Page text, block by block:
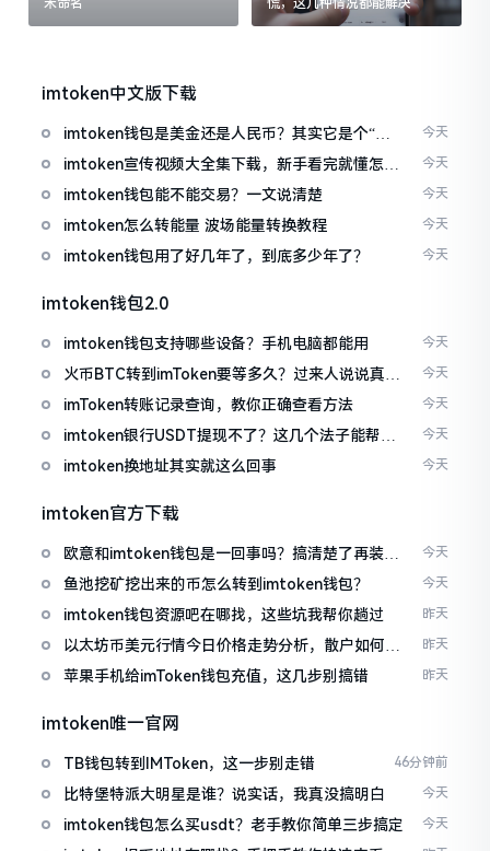
未命名
慌，这几种情况都能解决
imtoken中文版下载
imtoken钱包是美金还是人民币？其实它是个“多
面手”
今天
imtoken宣传视频大全集下载，新手看完就懂怎么
用
今天
imtoken钱包能不能交易？一文说清楚 今天
imtoken怎么转能量 波场能量转换教程 今天
imtoken钱包用了好几年了，到底多少年了？ 今天
imtoken钱包2.0
imtoken钱包支持哪些设备？手机电脑都能用 今天
火币BTC转到imToken要等多久？过来人说说真实
情况
今天
imToken转账记录查询，教你正确查看方法 今天
imtoken银行USDT提现不了？这几个法子能帮你
搞定
今天
imtoken换地址其实就这么回事 今天
imtoken官方下载
欧意和imtoken钱包是一回事吗？搞清楚了再装钱
包
今天
鱼池挖矿挖出来的币怎么转到imtoken钱包？ 今天
imtoken钱包资源吧在哪找，这些坑我帮你趟过 昨天
以太坊币美元行情今日价格走势分析，散户如何避
免追涨杀跌被套牢
昨天
苹果手机给imToken钱包充值，这几步别搞错 昨天
imtoken唯一官网
TB钱包转到IMToken，这一步别走错 46分钟前
比特堡特派大明星是谁？说实话，我真没搞明白 今天
imtoken钱包怎么买usdt？老手教你简单三步搞定 今天